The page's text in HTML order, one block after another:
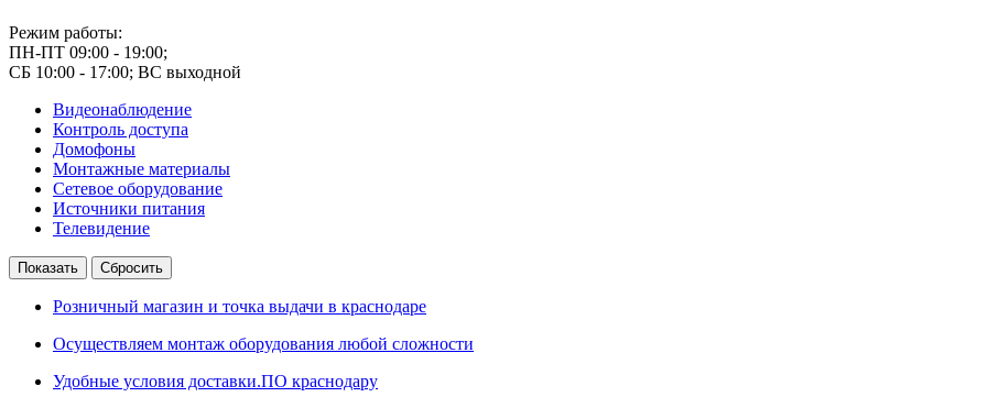
Режим работы:
ПН-ПТ 09:00 - 19:00;
СБ 10:00 - 17:00; ВС выходной
Видеонаблюдение
Контроль доступа
Домофоны
Монтажные материалы
Сетевое оборудование
Источники питания
Телевидение
Розничный магазин и точка выдачи в краснодаре
Осуществляем монтаж оборудования любой сложности
Удобные условия доставки.ПО краснодару